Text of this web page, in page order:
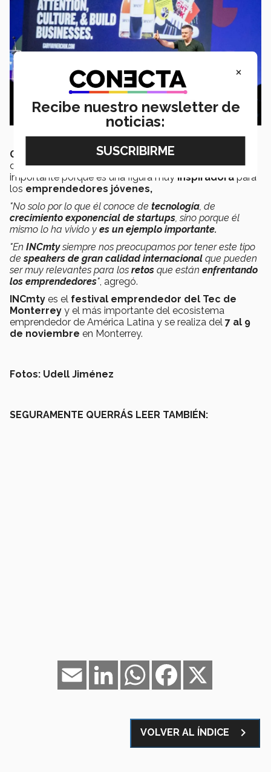
Gabriela Ramírez , líder de contenidos y logística
de
INCmty, dijo que tener a Gary en el festival es
importante porque es una figura muy inspiradora para
los emprendedores jóvenes,
"No solo por lo que él conoce de tecnología, de
crecimiento exponencial de startups, sino porque él
mismo lo ha vivido y es un ejemplo importante.
"En INCmtysiempre nos preocupamos por tener este tipo
despeakers de gran calidad internacional que pueden
ser muy relevantes para los retos que están enfrentando
los emprendedores", agregó.
INCmty es el festival emprendedor del Tec de
Monterrey y el más importante del ecosistema
emprendedor de América Latina y se realiza del 7 al 9
de noviembre en Monterrey.
Fotos: Udell Jiménez
SEGURAMENTE QUERRÁS LEER TAMBIÉN:
Facebook
WhatsApp
LinkedIn
Email
VOLVER AL ÍNDICE navigate_next
×
Recibe nuestro newsletter de
noticias: